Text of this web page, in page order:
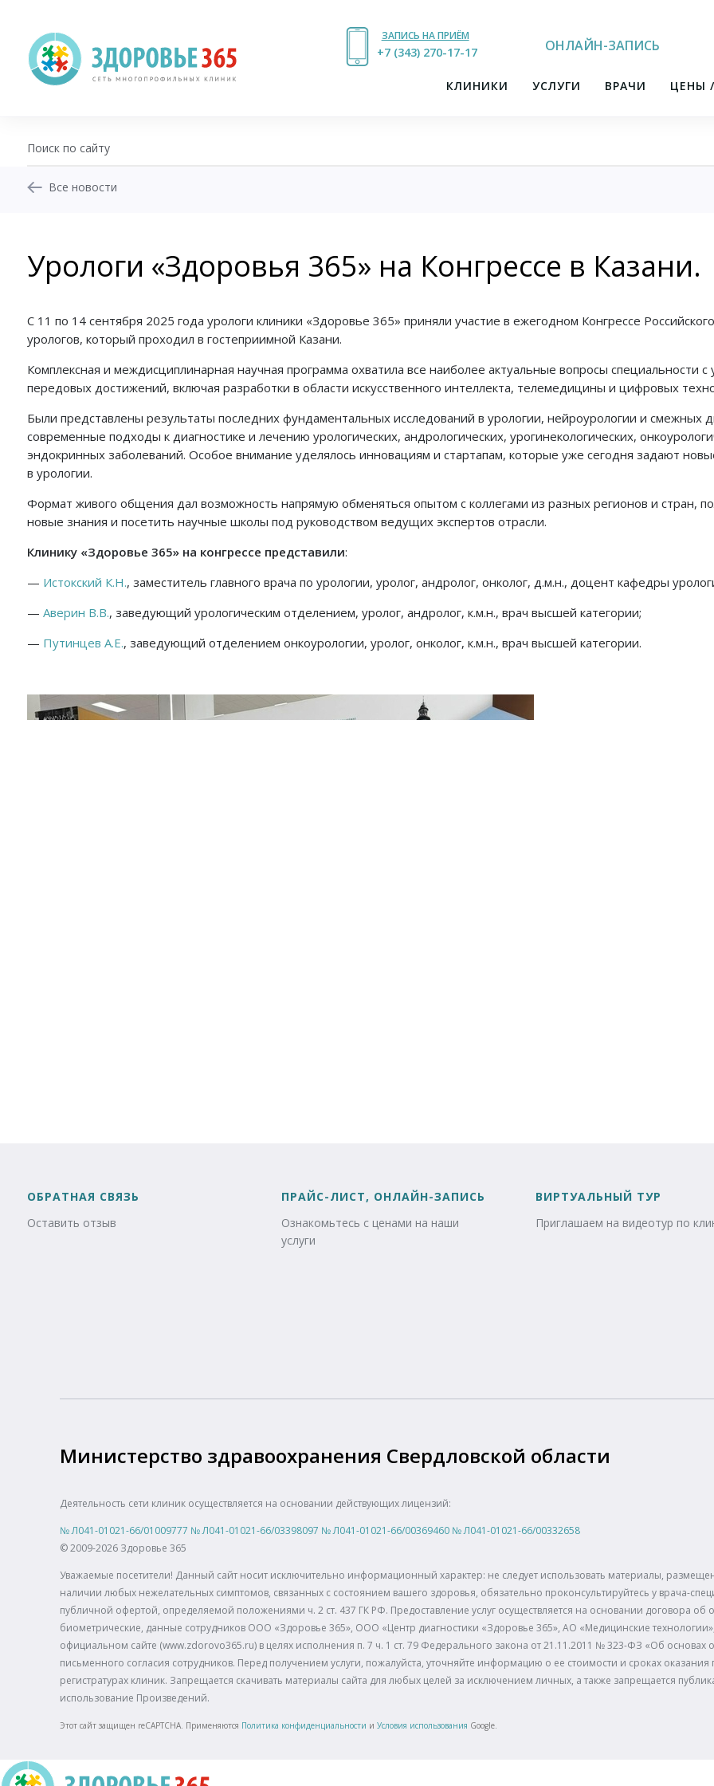
ЗАПИСЬ НА ПРИЁМ
+7 (343) 270-17-21
+7 (343) 270-17-17 ОНЛАЙН-ЗАПИСЬ
КЛИНИКИ УСЛУГИ ВРАЧИ ЦЕНЫ
Все новости
Урологи «Здоровья 365» на Конгрессе в Казани.
С 11 по 14 сентября 2025 года урологи клиники «Здоровье 365» приняли участие в ежегодном Конгрессе
урологов, который проходил в гостеприимной Казани.
Комплексная и междисциплинарная научная программа охватила все наиболее актуальные вопросы специальности с
передовых достижений, включая разработки в области искусственного интеллекта, телемедицины и цифровых
Были представлены результаты последних фундаментальных исследований в урологии, нейроурологии и смежных
современные подходы к диагностике и лечению урологических, андрологических, урогинекологических,
эндокринных заболеваний. Особое внимание уделялось инновациям и стартапам, которые уже сегодня задают
в урологии.
Формат живого общения дал возможность напрямую обменяться опытом с коллегами из разных регионов и стран,
новые знания и посетить научные школы под руководством ведущих экспертов отрасли.
Клинику «Здоровье 365» на конгрессе представили:
— Истокский К.Н., заместитель главного врача по урологии, уролог, андролог, онколог, д.м.н., доцент кафедры
— Аверин В.В., заведующий урологическим отделением, уролог, андролог, к.м.н., врач высшей категории;
— Путинцев А.Е., заведующий отделением онкоурологии, уролог, онколог, к.м.н., врач высшей категории.
ОБРАТНАЯ СВЯЗЬ
Оставить отзыв
ПРАЙС-ЛИСТ, ОНЛАЙН-ЗАПИСЬ
Ознакомьтесь с ценами на наши
услуги
ВИРТУАЛЬНЫЙ ТУР
Приглашаем на видеотур по
Министерство здравоохранения Свердловской области
Деятельность сети клиник осуществляется на основании действующих лицензий:
№Л041-01021-66/01009777 №Л041-01021-66/03398097 №Л041-01021-66/00369460 №Л041-01021-66/00332658
© 2009-2026 Здоровье 365
Уважаемые посетители! Данный сайт носит исключительно информационный характер: не следует использовать материалы,
наличии любых нежелательных симптомов, связанных с состоянием вашего здоровья, обязательно проконсультируйтесь у врача-
публичной офертой, определяемой положениями ч. 2 ст. 437 ГК РФ. Предоставление услуг осуществляется на основании договора об
биометрические, данные сотрудников ООО «Здоровье 365», ООО «Центр диагностики «Здоровье 365», АО «Медицинские
официальном сайте (www.zdorovo365.ru) в целях исполнения п. 7 ч. 1 ст. 79 Федерального закона от 21.11.2011 № 323-ФЗ «Об
письменного согласия сотрудников. Перед получением услуги, пожалуйста, уточняйте информацию о ее стоимости и сроках
регистратурах клиник. Запрещается скачивать материалы сайта для любых целей за исключением личных, а также запрещается
использование Произведений.
Этот сайт защищен reCAPTCHA. Применяются Политика конфиденциальности иУсловия использования Google.
+7 (343) 270-17-21
Перезвоните мне